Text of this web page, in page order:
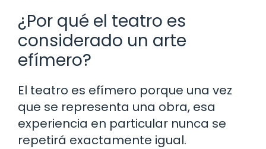
¿Por qué el teatro es
considerado un arte
efímero?
El teatro es efímero porque una vez
que se representa una obra, esa
experiencia en particular nunca se
repetirá exactamente igual.